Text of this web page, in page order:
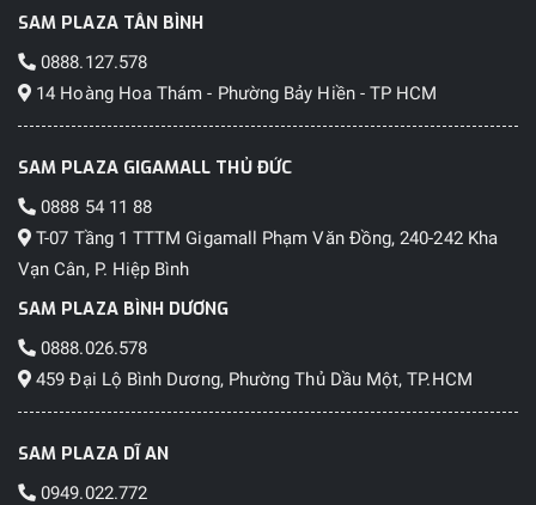
SAM PLAZA TÂN BÌNH
0888.127.578
14 Hoàng Hoa Thám - Phường Bảy Hiền - TP HCM
SAM PLAZA GIGAMALL THỦ ĐỨC
0888 54 11 88
T-07 Tầng 1 TTTM Gigamall Phạm Văn Đồng, 240-242 Kha
Vạn Cân, P. Hiệp Bình
SAM PLAZA BÌNH DƯƠNG
0888.026.578
459 Đại Lộ Bình Dương, Phường Thủ Dầu Một, TP.HCM
SAM PLAZA DĨ AN
0949.022.772